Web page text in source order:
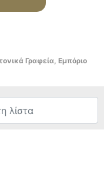
Γραφεία, Εμπόριο